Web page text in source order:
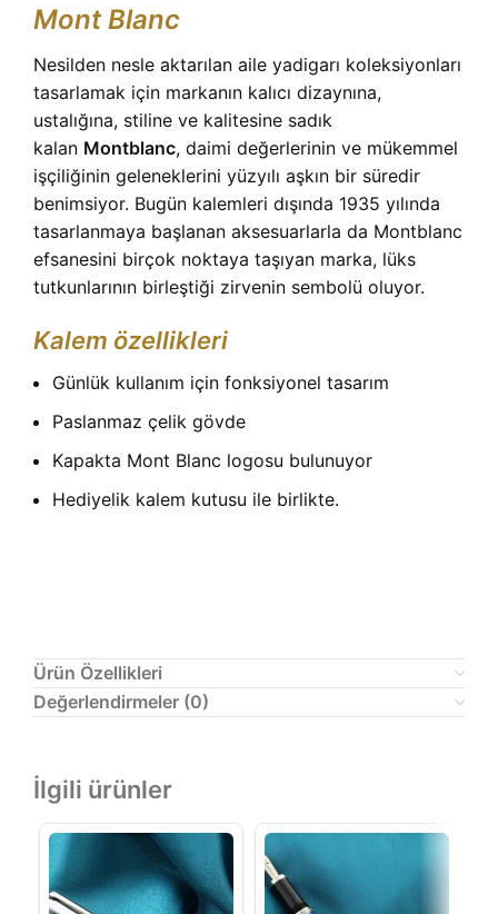
Mont Blanc
Nesilden nesle aktarılan aile yadigarı koleksiyonları
tasarlamak için markanın kalıcı dizaynına,
ustalığına, stiline ve kalitesine sadık
kalan Montblanc, daimi değerlerinin ve mükemmel
işçiliğinin geleneklerini yüzyılı aşkın bir süredir
benimsiyor. Bugün kalemleri dışında 1935 yılında
tasarlanmaya başlanan aksesuarlarla da Montblanc
efsanesini birçok noktaya taşıyan marka, lüks
tutkunlarının birleştiği zirvenin sembolü oluyor.
Kalem özellikleri
Günlük kullanım için fonksiyonel tasarım
Paslanmaz çelik gövde
Kapakta Mont Blanc logosu bulunuyor
Hediyelik kalem kutusu ile birlikte.
Ürün Özellikleri
Değerlendirmeler (0)
İlgili ürünler